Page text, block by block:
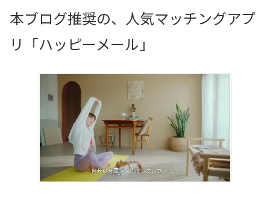
本ブログ推奨の、人気マッチングアプ
リ「ハッピーメール」